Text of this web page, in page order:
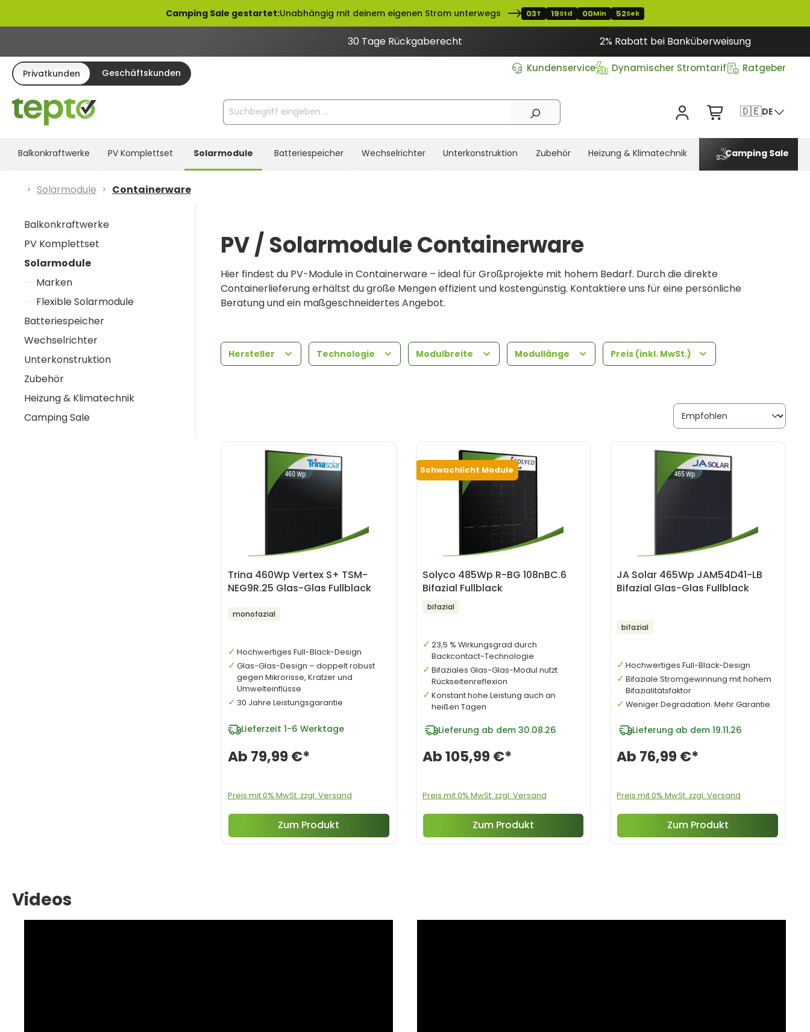
Zur Hauptnavigation springenCamping Sale gestartet:Unabhängig mit deinem eigenen Strom unterwegs 03T 19Std 00Min 51Sek
30 Tage Rückgaberecht 2% Rabatt bei Banküberweisung
Privatkunden Geschäftskunden Kundenservice Dynamischer Stromtarif Ratgeber
🇩🇪DE
Balkonkraftwerke PV Komplettset Solarmodule Batteriespeicher Wechselrichter Unterkonstruktion Zubehör Heizung & Klimatechnik Camping Sale
Solarmodule Containerware
Balkonkraftwerke
PV Komplettset
Solarmodule
Marken
Flexible Solarmodule
Batteriespeicher
Wechselrichter
Unterkonstruktion
Zubehör
Heizung & Klimatechnik
Camping Sale
PV / Solarmodule Containerware
Hier findest du PV-Module in Containerware – ideal für Großprojekte mit hohem Bedarf. Durch die direkte
Containerlieferung erhältst du große Mengen effizient und kostengünstig. Kontaktiere uns für eine persönliche
Beratung und ein maßgeschneidertes Angebot.
Hersteller Technologie Modulbreite Modullänge Preis (inkl. MwSt.)
Trina 460Wp Vertex S+ TSM-
NEG9R.25 Glas-Glas Fullblack
monofazial
Lieferzeit 1-6 Werktage
Ab 79,99 €*
Preis mit 0% MwSt. zzgl. Versand
Hochwertiges Full-Black-Design
Glas-Glas-Design – doppelt robust
gegen Mikrorisse, Kratzer und
Umwelteinflüsse
30 Jahre Leistungsgarantie
Zum Produkt
Schwachlicht Module
Solyco 485Wp R-BG 108nBC.6
Bifazial Fullblack
bifazial
Lieferung ab dem 30.08.26
Ab105,99 €*
Preis mit 0% MwSt. zzgl. Versand
23,5 % Wirkungsgrad durch
Backcontact-Technologie
Bifaziales Glas-Glas-Modul nutzt
Rückseitenreflexion
Konstant hohe Leistung auch an
heißen Tagen
Zum Produkt
JA Solar 465Wp JAM54D41-LB
Bifazial Glas-Glas Fullblack
bifazial
Lieferung ab dem 19.11.26
Ab 76,99 €*
Preis mit 0% MwSt. zzgl. Versand
Hochwertiges Full-Black-Design
Bifaziale Stromgewinnung mit hohem
Bifazialitätsfaktor
Weniger Degradation. Mehr Garantie.
Zum Produkt
Videos